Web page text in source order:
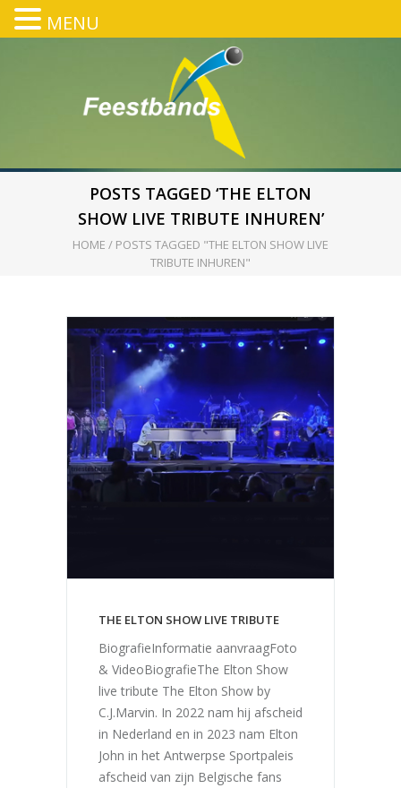
POSTS TAGGED ‘THE ELTON
SHOW LIVE TRIBUTE INHUREN’
HOME / POSTS TAGGED "THE ELTON SHOW LIVE
TRIBUTE INHUREN"
THE ELTON SHOW LIVE TRIBUTE
BiografieInformatie aanvraagFoto
& VideoBiografieThe Elton Show
live tribute The Elton Show by
C.J.Marvin. In 2022 nam hij afscheid
in Nederland en in 2023 nam Elton
John in het Antwerpse Sportpaleis
afscheid van zijn Belgische fans
MENU